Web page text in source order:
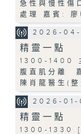
急性與慢性傷
處理 嘉賓: 廖
2026-04-
精靈一點
1300-1400
腹直肌分離
陳肖龍醫生(
2026-01-
精靈一點
1300-1330 [